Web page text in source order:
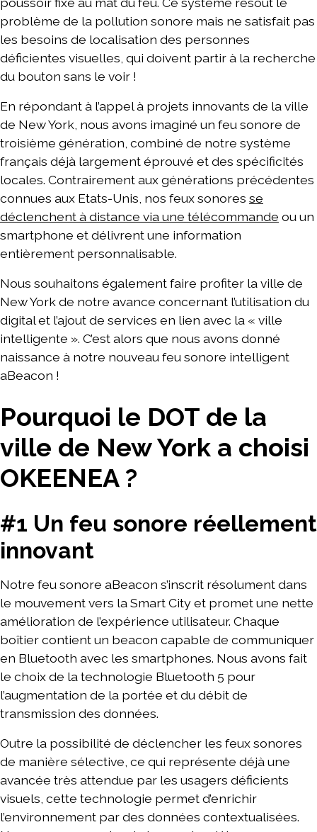
problème de la pollution sonore mais ne satisfait pas
les besoins de localisation des personnes
déficientes visuelles, qui doivent partir à la recherche
du bouton sans le voir !
En répondant à l’appel à projets innovants de la ville
de New York, nous avons imaginé un feu sonore de
troisième génération, combiné de notre système
français déjà largement éprouvé et des spécificités
locales. Contrairement aux générations précédentes
connues aux Etats-Unis, nos feux sonores se
déclenchent à distance via une télécommande ou un
smartphone et délivrent une information
entièrement personnalisable.
Nous souhaitons également faire profiter la ville de
New York de notre avance concernant l’utilisation du
digital et l’ajout de services en lien avec la « ville
intelligente ». C’est alors que nous avons donné
naissance à notre nouveau feu sonore intelligent
aBeacon !
Pourquoi le DOT de la
ville de New York a choisi
OKEENEA ?
#1 Un feu sonore réellement
innovant
Notre feu sonore aBeacon s’inscrit résolument dans
le mouvement vers la Smart City et promet une nette
amélioration de l’expérience utilisateur. Chaque
boîtier contient un beacon capable de communiquer
en Bluetooth avec les smartphones. Nous avons fait
le choix de la technologie Bluetooth 5 pour
l’augmentation de la portée et du débit de
transmission des données.
Outre la possibilité de déclencher les feux sonores
de manière sélective, ce qui représente déjà une
avancée très attendue par les usagers déficients
visuels, cette technologie permet d’enrichir
l’environnement par des données contextualisées.